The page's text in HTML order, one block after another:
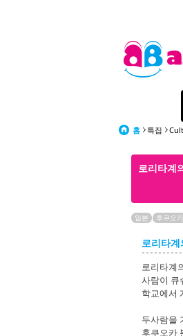
홈 특집
로리타계
일본 후쿠오카
로리타
로리타계
사람이 큐
학교에서
두사람을
후쿠오카